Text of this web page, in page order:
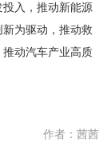
入，推动新能源
为驱动，推动救
动汽车产业高质
作者： 茜茜